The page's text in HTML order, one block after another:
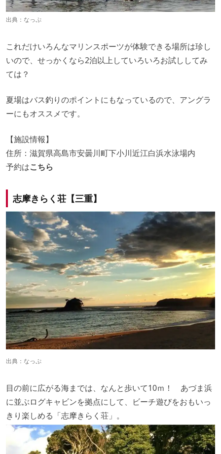
出典： なっぷ
これだけいろんなマリンスポーツが体験できる場所は珍し
いので、せっかくなら2泊以上していろいろお試ししてみ
ては？
夏場はバス釣りのポイントにもなっているので、アングラ
ーにもオススメです。
【施設情報】
住所：滋賀県高島市安曇川町下小川近江白浜水泳場内
予約はこちら
志摩きらく荘【三重】
出典： なっぷ
目の前に広がる海までは、なんと歩いて10ｍ！ あづま浜
に並ぶログキャビンを拠点にして、ビーチ遊びをおもいっ
きり楽しめる「志摩きらく荘」。